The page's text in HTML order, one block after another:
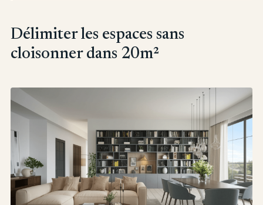
Délimiter les espaces sans
cloisonner dans 20m²